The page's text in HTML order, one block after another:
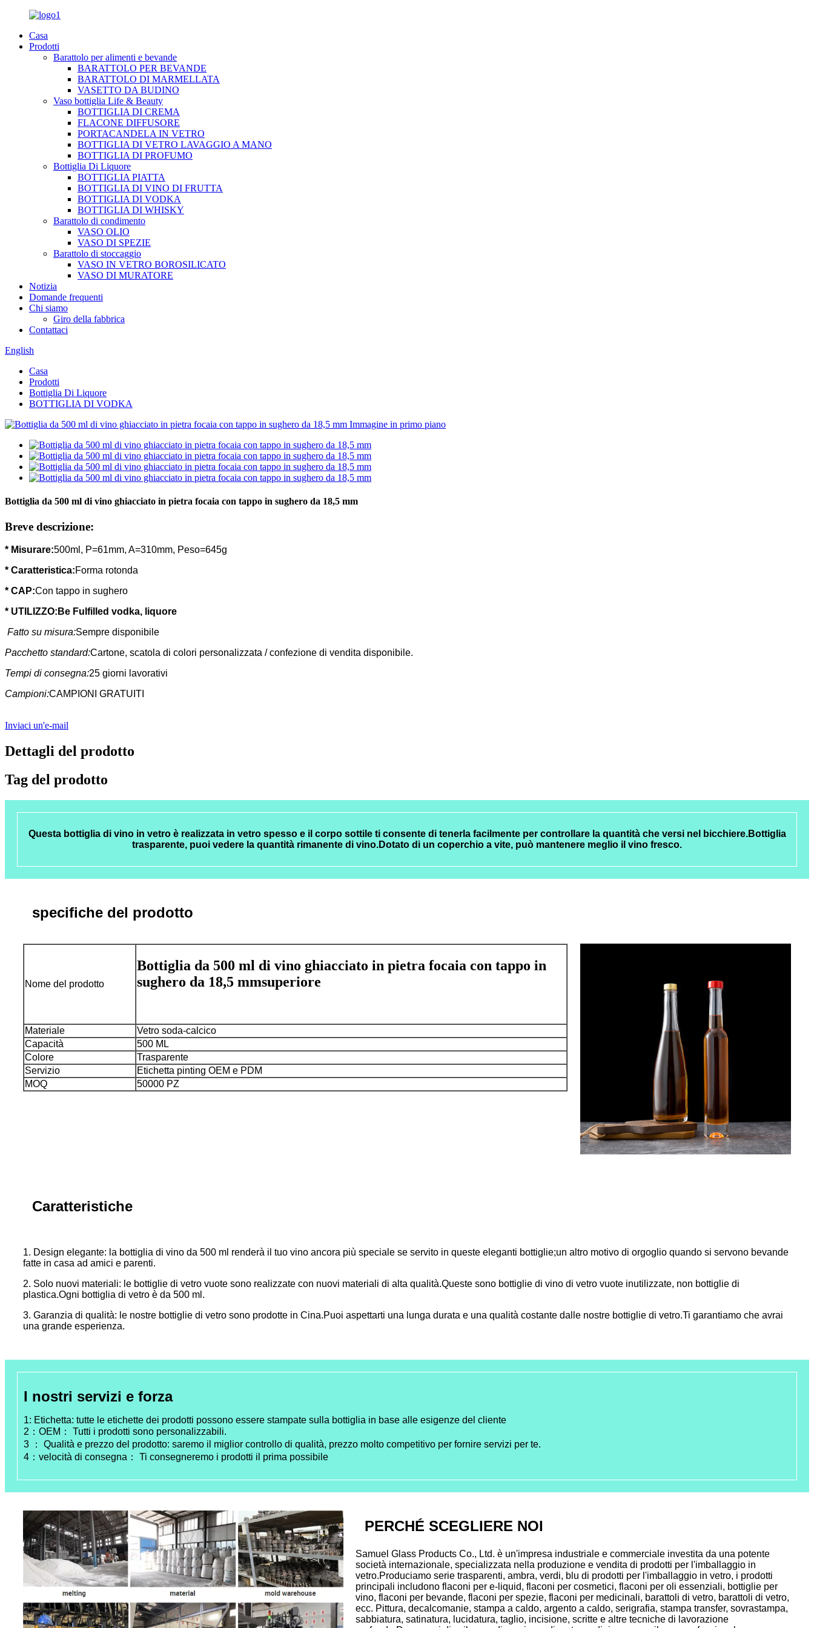
Casa
Prodotti
Barattolo per alimenti e bevande
BARATTOLO PER BEVANDE
BARATTOLO DI MARMELLATA
VASETTO DA BUDINO
Vaso bottiglia Life & Beauty
BOTTIGLIA DI CREMA
FLACONE DIFFUSORE
PORTACANDELA IN VETRO
BOTTIGLIA DI VETRO LAVAGGIO A MANO
BOTTIGLIA DI PROFUMO
Bottiglia Di Liquore
BOTTIGLIA PIATTA
BOTTIGLIA DI VINO DI FRUTTA
BOTTIGLIA DI VODKA
BOTTIGLIA DI WHISKY
Barattolo di condimento
VASO OLIO
VASO DI SPEZIE
Barattolo di stoccaggio
VASO IN VETRO BOROSILICATO
VASO DI MURATORE
Notizia
Domande frequenti
Chi siamo
Giro della fabbrica
Contattaci
English
Casa
Prodotti
Bottiglia Di Liquore
BOTTIGLIA DI VODKA
Bottiglia da 500 ml di vino ghiacciato in pietra focaia con tappo in sughero da 18,5 mm
Breve descrizione:
* Misurare:500ml, P=61mm, A=310mm, Peso=645g
* Caratteristica:Forma rotonda
* CAP:Con tappo in sughero
* UTILIZZO: Be Fulfilled vodka, liquore
Fatto su misura:Sempre disponibile
Pacchetto standard:Cartone, scatola di colori personalizzata / confezione di vendita disponibile.
Tempi di consegna:25 giorni lavorativi
Campioni:CAMPIONI GRATUITI
Inviaci un'e-mail
Dettagli del prodotto
Tag del prodotto
Questa bottiglia di vino in vetro è realizzata in vetro spesso e il corpo sottile ti consente di tenerla facilmente per controllare la quantità che versi nel bicchiere.Bottiglia
trasparente, puoi vedere la quantità rimanente di vino.Dotato di un coperchio a vite, può mantenere meglio il vino fresco.
specifiche del prodotto
Nome del prodotto
Bottiglia da 500 ml di vino ghiacciato in pietra focaia con tappo in
sughero da 18,5 mmsuperiore
Materiale
Vetro soda-calcico
Capacità
500 ML
Colore
Trasparente
Servizio
Etichetta pinting OEM e PDM
MOQ
50000 PZ
Caratteristiche
1. Design elegante: la bottiglia di vino da 500 ml renderà il tuo vino ancora più speciale se servito in queste eleganti bottiglie;un altro motivo di orgoglio quando si servono bevande
fatte in casa ad amici e parenti.
2. Solo nuovi materiali: le bottiglie di vetro vuote sono realizzate con nuovi materiali di alta qualità.Queste sono bottiglie di vino di vetro vuote inutilizzate, non bottiglie di
plastica.Ogni bottiglia di vetro è da 500 ml.
3. Garanzia di qualità: le nostre bottiglie di vetro sono prodotte in Cina.Puoi aspettarti una lunga durata e una qualità costante dalle nostre bottiglie di vetro.Ti garantiamo che avrai
una grande esperienza.
I nostri servizi e forza
1: Etichetta: tutte le etichette dei prodotti possono essere stampate sulla bottiglia in base alle esigenze del cliente
2：OEM： Tutti i prodotti sono personalizzabili.
3 ： Qualità e prezzo del prodotto: saremo il miglior controllo di qualità, prezzo molto competitivo per fornire servizi per te.
4：velocità di consegna： Ti consegneremo i prodotti il ​​prima possibile
PERCHÉ SCEGLIERE NOI
Samuel Glass Products Co., Ltd. è un'impresa industriale e commerciale investita da una potente
società internazionale, specializzata nella produzione e vendita di prodotti per l'imballaggio in
vetro.Produciamo serie trasparenti, ambra, verdi, blu di prodotti per l'imballaggio in vetro, i prodotti
principali includono flaconi per e-liquid, flaconi per cosmetici, flaconi per oli essenziali, bottiglie per
vino, flaconi per bevande, flaconi per spezie, flaconi per medicinali, barattoli di vetro, barattoli di vetro,
ecc. Pittura, decalcomanie, stampa a caldo, argento a caldo, serigrafia, stampa transfer, sovrastampa,
sabbiatura, satinatura, lucidatura, taglio, incisione, scritte e altre tecniche di lavorazione